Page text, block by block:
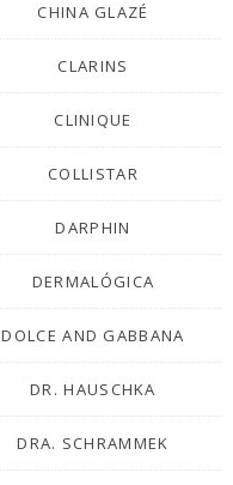
CHINA GLAZÉ
CLARINS
CLINIQUE
COLLISTAR
DARPHIN
DERMALÓGICA
DOLCE AND GABBANA
DR. HAUSCHKA
DRA. SCHRAMMEK